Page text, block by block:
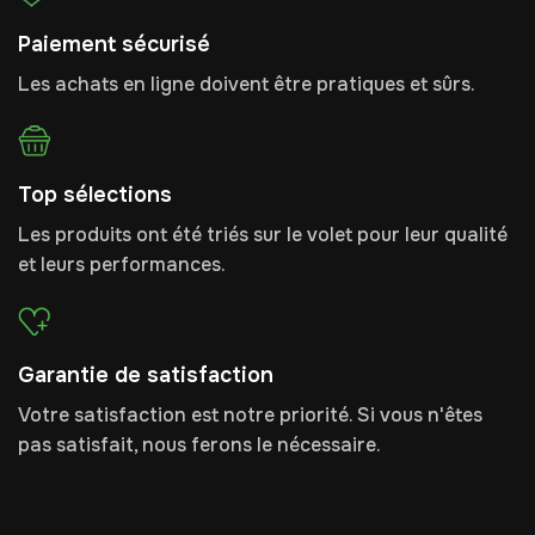
Paiement sécurisé
Les achats en ligne doivent être pratiques et sûrs.
Top sélections
Les produits ont été triés sur le volet pour leur qualité
et leurs performances.
Garantie de satisfaction
Votre satisfaction est notre priorité. Si vous n'êtes
pas satisfait, nous ferons le nécessaire.